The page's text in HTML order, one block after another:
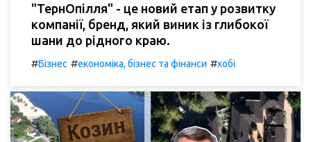
"ТернОпілля" - це новий етап у розвитку
компанії, бренд, який виник із глибокої
шани до рідного краю.
#Бізнес #економіка, бізнес та фінанси #хобі